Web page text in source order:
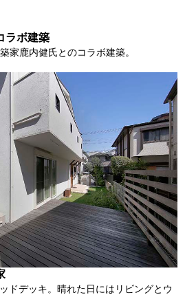
ラボ建築
家鹿内健氏とのコラボ建築。
ドデッキ。晴れた日にはリビングとウ